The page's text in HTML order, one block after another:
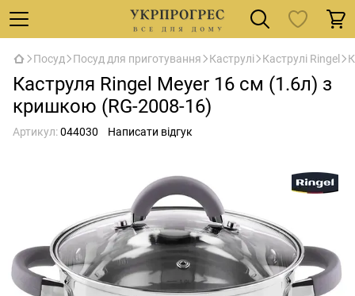
Посуд Посуд для приготування Каструлі Каструлі Ringel
Каструля Ringel Meyer 16 см (1.6л) з
кришкою (RG-2008-16)
Артикул:044030 Написати відгук